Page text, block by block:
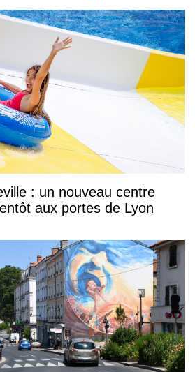
: un nouveau centre
aux portes de Lyon